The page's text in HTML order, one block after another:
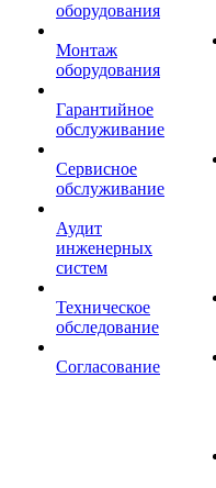
оборудования
Монтаж
оборудования
Гарантийное
обслуживание
Сервисное
обслуживание
Аудит
инженерных
систем
Техническое
обследование
Согласование